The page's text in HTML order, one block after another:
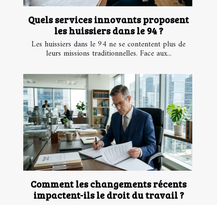
Quels services innovants proposent
les huissiers dans le 94 ?
Les huissiers dans le 94 ne se contentent plus de
leurs missions traditionnelles. Face aux...
Comment les changements récents
impactent-ils le droit du travail ?